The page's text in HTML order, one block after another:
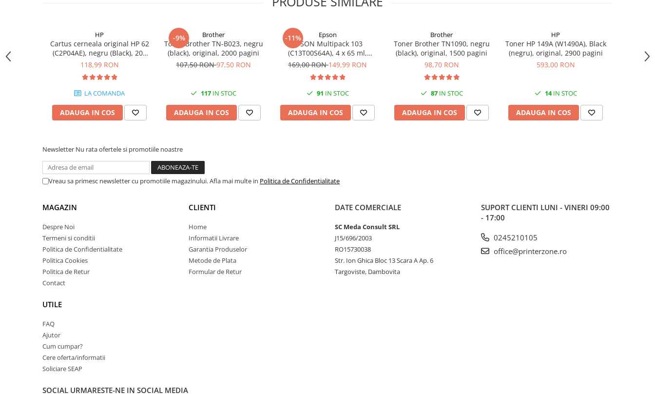
SSD-uri externe
Hard disk-uri externe
Kit mouse si tastatura
Web-cam-uri si sisteme
videoconferinta
Access Point-uri
Cabluri retea
Sisteme Mesh WiFi
Conectori & mufe retea
Rack-uri & accesorii rack
Patch panel-uri
HP
Cartus cerneala original HP 62
(C2P04AE), negru (Black), 200
pagini
118,99 RON
LA COMANDA
ADAUGA IN COS
-9% Brother
Toner Brother TN-B023, negru
(black), original, 2000 pagini
107,50 RON97,50 RON
117 IN STOC
ADAUGA IN COS
-11% Epson
EPSON Multipack 103
(C13T00S64A), 4 x 65 ml,
Black/Cyan/Magenta/Yellow
169,00 RON149,99 RON
91 IN STOC
ADAUGA IN COS
Brother
Toner Brother TN1090, negru
(black), original, 1500 pagini
98,70 RON
87IN STOC
ADAUGA IN COS
HP
Toner HP 149A (W1490A), Black
(negru), original, 2900 pagini
593,00 RON
14IN STOC
ADAUGA IN COS
Newsletter Nu rata ofertele si promotiile noastre
Vreau sa primesc newsletter cu promotiile magazinului. Afla mai multe in Politica de Confidentialitate
MAGAZIN
Despre Noi
Termeni si conditii
Politica de Confidentialitate
Politica Cookies
Politica de Retur
Contact
UTILE
FAQ
Ajutor
Cum cumpar?
Cere oferta/informatii
Soliciare SEAP
CLIENTI
Home
Informatii Livrare
Garantia Produselor
Metode de Plata
Formular de Retur
DATE COMERCIALE
SC Meda Consult SRL
J15/696/2003
RO15730038
Str. Ion Ghica Bloc 13 Scara A Ap. 6
Targoviste, Dambovita
SUPORT CLIENTI LUNI - VINERI 09:00
- 17:00
0245210105
office@printerzone.ro
SOCIAL URMARESTE-NE IN SOCIAL MEDIA